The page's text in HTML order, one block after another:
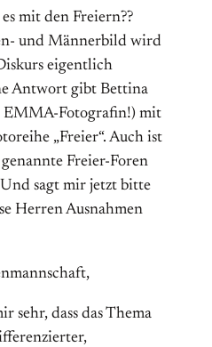
mit den Freiern??
und Männerbild wird
eigentlich
Antwort gibt Bettina
EMMA-Fotografin!) mit
„Freier“. Auch ist
Freier-Foren
sagt mir jetzt bitte
Herren Ausnahmen
sehr, dass das Thema